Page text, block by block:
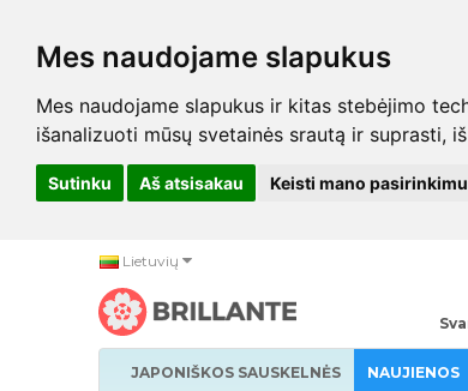
Mes naudojame slapukus
Mes naudojame slapukus ir kitas stebėjimo
išanalizuoti mūsų svetainės srautą ir suprasti,
Sutinku Aš atsisakau Keisti mano
Lietuvių
JAPONIŠKOS SAUSKELNĖS NAUJIENOS